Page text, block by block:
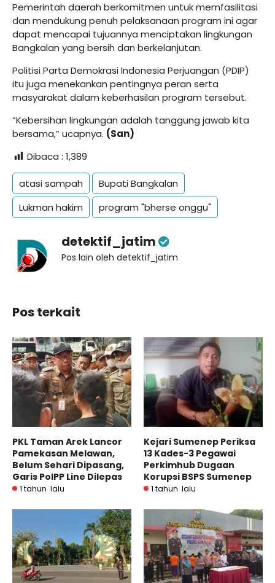
Pemerintah daerah berkomitmen untuk memfasilitasi
dan mendukung penuh pelaksanaan program ini agar
dapat mencapai tujuannya menciptakan lingkungan
Bangkalan yang bersih dan berkelanjutan.
Politisi Parta Demokrasi Indonesia Perjuangan (PDIP)
itu juga menekankan pentingnya peran serta
masyarakat dalam keberhasilan program tersebut.
“Kebersihan lingkungan adalah tanggung jawab kita
bersama,” ucapnya. (San)
Dibaca : 1,389
atasi sampah
Bupati Bangkalan
Lukman hakim
program "bherse onggu"
detektif_jatim
Pos lain oleh detektif_jatim
Pos terkait
PKL Taman Arek Lancor
Pamekasan Melawan,
Belum Sehari Dipasang,
Garis PolPP Line Dilepas
1 tahun lalu
Kejari Sumenep Periksa
13 Kades-3 Pegawai
Perkimhub Dugaan
Korupsi BSPS Sumenep
1 tahun lalu